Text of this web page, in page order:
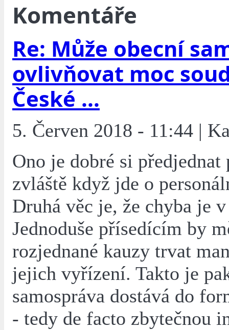
Komentáře
Re: Může obecní
ovlivňovat moc
České ...
5. Červen 2018 - 11:44 |
Ono je dobré si předjednat
zvláště když jde o
Druhá věc je, že chyba je
Jednoduše přísedícím by
rozjednané kauzy trvat
jejich vyřízení. Takto je
samospráva dostává do
- tedy de facto zbytečnou